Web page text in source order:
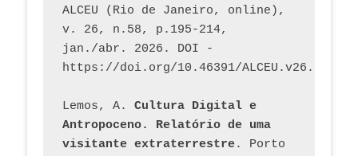
ALCEU (Rio de Janeiro, online),
v. 26, n.58, p.195-214,
jan./abr. 2026. DOI -
https://doi.org/10.46391/
Lemos, A. Cultura Digital e
Antropoceno. Relatório de uma
visitante extraterrestre. Porto